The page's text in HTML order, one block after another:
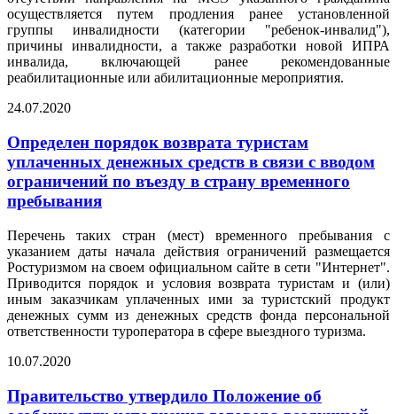
осуществляется путем продления ранее установленной
группы инвалидности (категории "ребенок-инвалид"),
причины инвалидности, а также разработки новой ИПРА
инвалида, включающей ранее рекомендованные
реабилитационные или абилитационные мероприятия.
24.07.2020
Определен порядок возврата туристам
уплаченных денежных средств в связи с вводом
ограничений по въезду в страну временного
пребывания
Перечень таких стран (мест) временного пребывания с
указанием даты начала действия ограничений размещается
Ростуризмом на своем официальном сайте в сети "Интернет".
Приводится порядок и условия возврата туристам и (или)
иным заказчикам уплаченных ими за туристский продукт
денежных сумм из денежных средств фонда персональной
ответственности туроператора в сфере выездного туризма.
10.07.2020
Правительство утвердило Положение об